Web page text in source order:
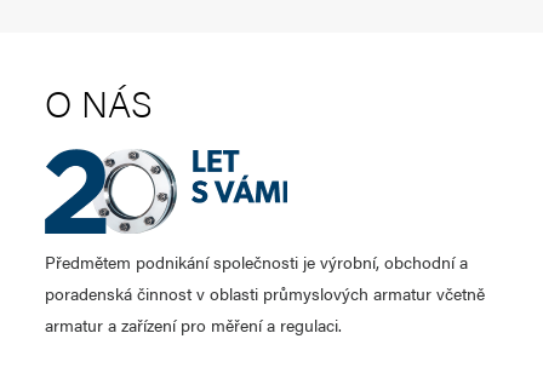
O NÁS
Předmětem podnikání společnosti je výrobní, obchodní a
poradenská činnost v oblasti průmyslových armatur včetně
armatur a zařízení pro měření a regulaci.